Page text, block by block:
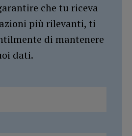
che tu riceva
più rilevanti, ti
di mantenere
dati.